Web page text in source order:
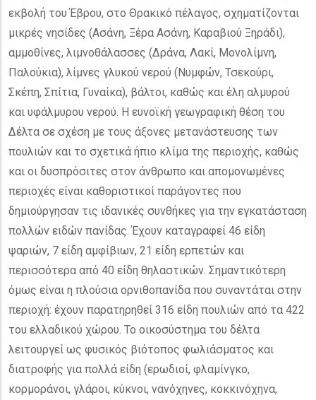
εκβολή του Έβρου, στο Θρακικό πέλαγος, σχηματίζονται
μικρές νησίδες (Ασάνη, Ξέρα Ασάνη, Καραβιού Ξηράδι),
αμμοθίνες, λιμνοθάλασσες (Δράνα, Λακί, Μονολίμνη,
Παλούκια), λίμνες γλυκού νερού (Νυμφών, Τσεκούρι,
Σκέπη, Σπίτια, Γυναίκα), βάλτοι, καθώς και έλη αλμυρού
και υφάλμυρου νερού. Η ευνοϊκή γεωγραφική θέση του
Δέλτα σε σχέση με τους άξονες μετανάστευσης των
πουλιών και το σχετικά ήπιο κλίμα της περιοχής, καθώς
και οι δυσπρόσιτες στον άνθρωπο και απομονωμένες
περιοχές είναι καθοριστικοί παράγοντες που
δημιούργησαν τις ιδανικές συνθήκες για την εγκατάσταση
πολλών ειδών πανίδας. Έχουν καταγραφεί 46 είδη
ψαριών, 7 είδη αμφίβιων, 21 είδη ερπετών και
περισσότερα από 40 είδη θηλαστικών. Σημαντικότερη
όμως είναι η πλούσια ορνιθοπανίδα που συναντάται στην
περιοχή: έχουν παρατηρηθεί 316 είδη πουλιών από τα 422
του ελλαδικού χώρου. Το οικοσύστημα του δέλτα
λειτουργεί ως φυσικός βιότοπος φωλιάσματος και
διατροφής για πολλά είδη (ερωδιοί, φλαμίνγκο,
κορμοράνοι, γλάροι, κύκνοι, νανόχηνες, κοκκινόχηνα,